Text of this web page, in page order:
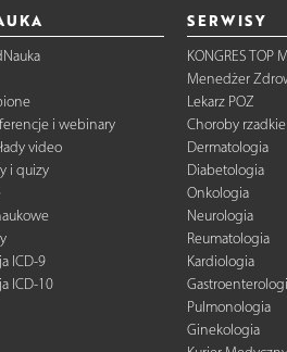
i webinary
video
i quizy
ICD-9
ICD-10
SERWISY
KONGRES TOP
Menedżer
Lekarz POZ
Choroby rzadkie
Dermatologia
Diabetologia
Onkologia
Neurologia
Reumatologia
Kardiologia
Pulmonologia
Ginekologia